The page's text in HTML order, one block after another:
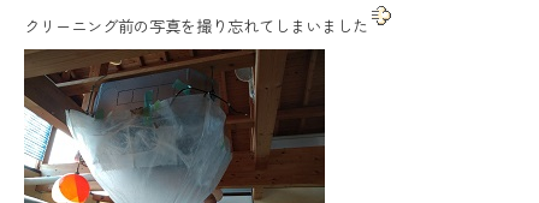
クリーニング前の写真を撮り忘れてしまいました